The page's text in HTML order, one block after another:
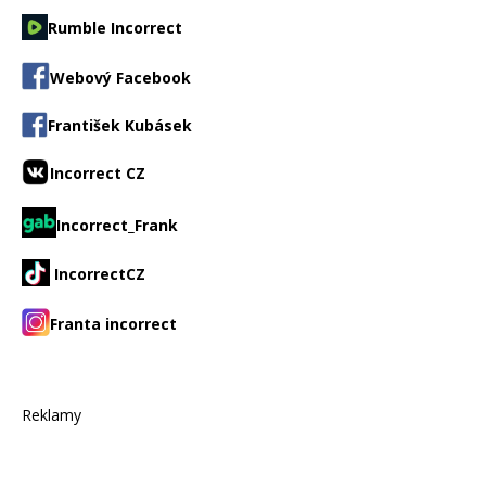
Rumble Incorrect
Webový Facebook
František Kubásek
Incorrect CZ
Incorrect_Frank
IncorrectCZ
Franta incorrect
Reklamy